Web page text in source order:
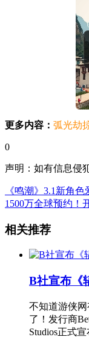
更多内容： 弧光劫
0
声明：如有信息侵
《鸣潮》3.1新角
1500万全球预约！
相关推荐
B社宣布《
不知道游侠
了！发行商
Studios正式